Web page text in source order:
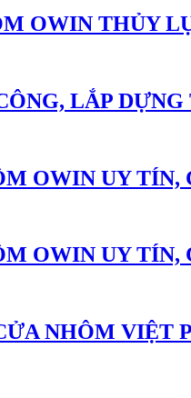
OWIN THỦY
LẮP
OWIN UY
OWIN UY TÍN,
NHÔM VIỆT